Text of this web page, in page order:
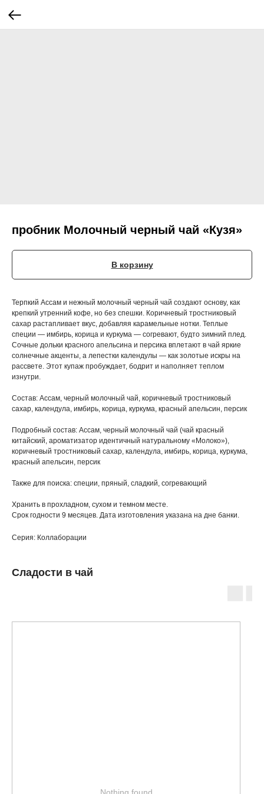
пробник Молочный черный чай «Кузя»
В корзину
Терпкий Ассам и нежный молочный черный чай создают основу, как
крепкий утренний кофе, но без спешки. Коричневый тростниковый
сахар растапливает вкус, добавляя карамельные нотки. Теплые
специи — имбирь, корица и куркума — согревают, будто зимний плед.
Сочные дольки красного апельсина и персика вплетают в чай яркие
солнечные акценты, а лепестки календулы — как золотые искры на
рассвете. Этот купаж пробуждает, бодрит и наполняет теплом
изнутри.
Состав: Ассам, черный молочный чай, коричневый тростниковый
сахар, календула, имбирь, корица, куркума, красный апельсин, персик
Подробный состав: Ассам, черный молочный чай (чай красный
китайский, ароматизатор идентичный натуральному «Молоко»),
коричневый тростниковый сахар, календула, имбирь, корица, куркума,
красный апельсин, персик
Также для поиска: специи, пряный, сладкий, согревающий
Хранить в прохладном, сухом и темном месте.
Срок годности 9 месяцев. Дата изготовления указана на дне банки.
Серия: Коллаборации
Сладости в чай